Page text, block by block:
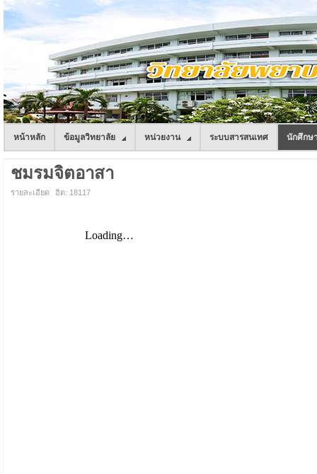
หน้าหลัก ข้อมูลวิทยาลัย หน่วยงาน ระบบสารสนเทศ นักศึกษ
ชมรมจิตอาสา
รายละเอียด ฮิต: 18117